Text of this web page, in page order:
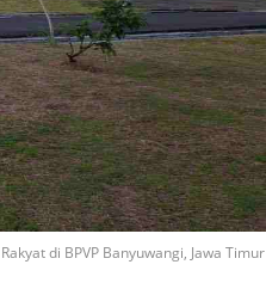
di BPVP Banyuwangi, Jawa Timur